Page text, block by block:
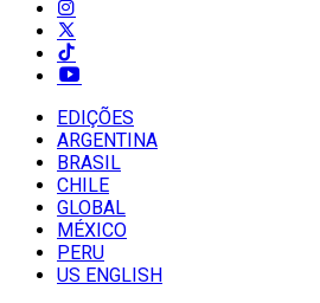
EDIÇÕES
ARGENTINA
BRASIL
CHILE
GLOBAL
MÉXICO
PERU
US ENGLISH